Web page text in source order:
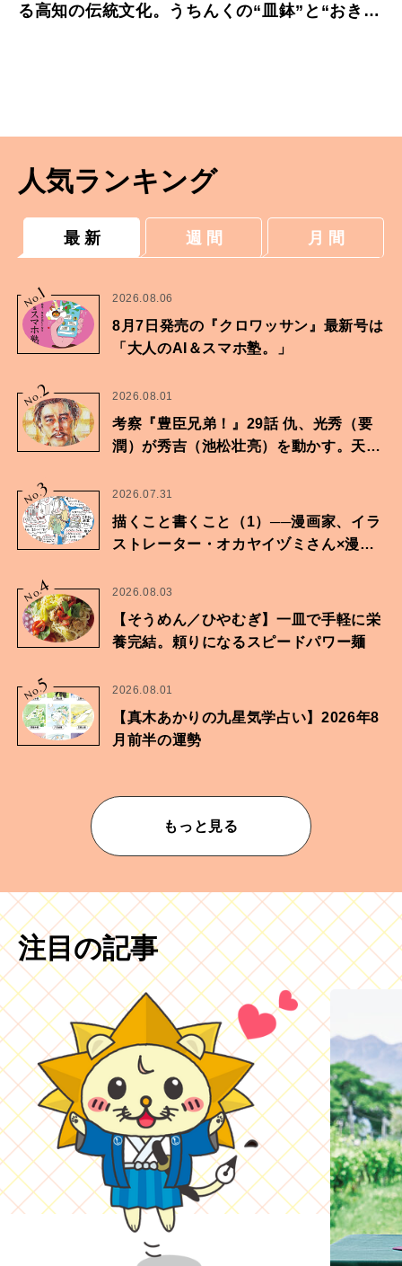
る高知の伝統文化。うちんくの“皿鉢”と“おきゃ
人気ランキング
最 新 週 間 月 間
No.
1 2026.08.06
8月7日発売の『クロワッサン』最新号は
「大人のAI＆スマホ塾。」
No.2 2026.08.01
考察『豊臣兄弟！』29話 仇、光秀（要
潤）が秀吉（池松壮亮）を動かす。天下
No.
3 2026.07.31
描くこと書くこと（1）──漫画家、イラ
ストレーター・オカヤイヅミさん×漫画
No.
4 2026.08.03
【そうめん／ひやむぎ】一皿で手軽に栄
養完結。頼りになるスピードパワー麺
No.
5 2026.08.01
【真木あかりの九星気学占い】2026年8
月前半の運勢
もっと見る
注目の記事